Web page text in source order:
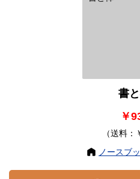
書
￥
（送料：
ノースブ